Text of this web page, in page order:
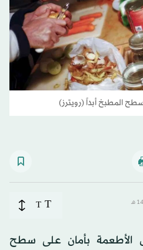
المطبخ أبداً (رويترز)
T
T
بأمان على سطح